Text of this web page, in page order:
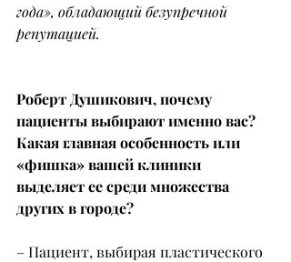
года», обладающий безупречной
репутацией.
Роберт Душикович, почему
пациенты выбирают именно вас?
Какая главная особенность или
«фишка» вашей клиники
выделяет ее среди множества
других в городе?
– Пациент, выбирая пластического